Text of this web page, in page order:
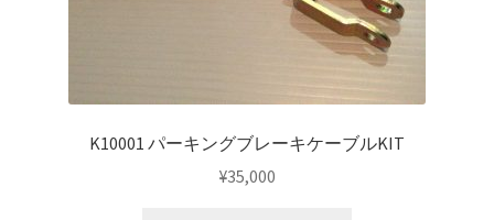
K10001 パーキングブレーキケーブルKIT
¥35,000